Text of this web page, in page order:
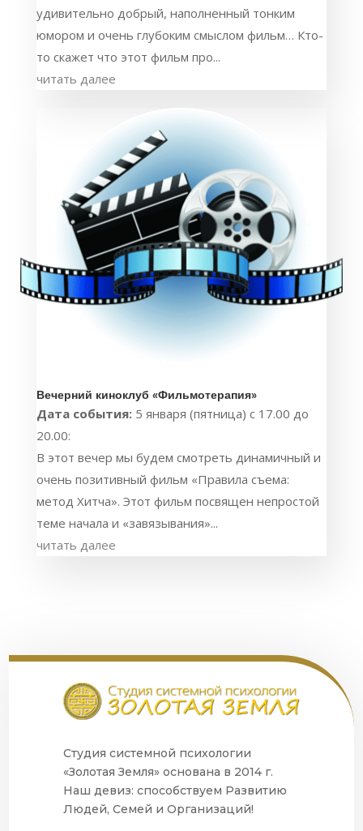
удивительно добрый, наполненный тонким
юмором и очень глубоким смыслом фильм… Кто-
то скажет что этот фильм про...
читать далее
Вечерний киноклуб «Фильмотерапия»
Дата события: 5 января (пятница) с 17.00 до
20.00:
В этот вечер мы будем смотреть динамичный и
очень позитивный фильм «Правила съема:
метод Хитча». Этот фильм посвящен непростой
теме начала и «завязывания»...
читать далее
Студия системной психологии
«Золотая Земля» основана в 2014 г.
Наш девиз: способствуем Развитию
Людей, Семей и Организаций!